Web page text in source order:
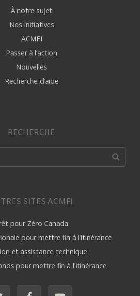
À notre sujet
Nos initiatives
ACMFI
Passer à l’action
Nouvelles
Recherche d’aide
RECHERCHE
SITES ACMFI
pour Zéro Canada
pour mettre fin à l'itinérance
et assistance technique
pour mettre fin à l'itinérance